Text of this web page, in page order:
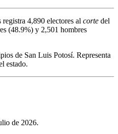
registra 4,890 electores al corte del
(48.9%) y 2,501 hombres
de San Luis Potosí. Representa
estado.
de 2026.